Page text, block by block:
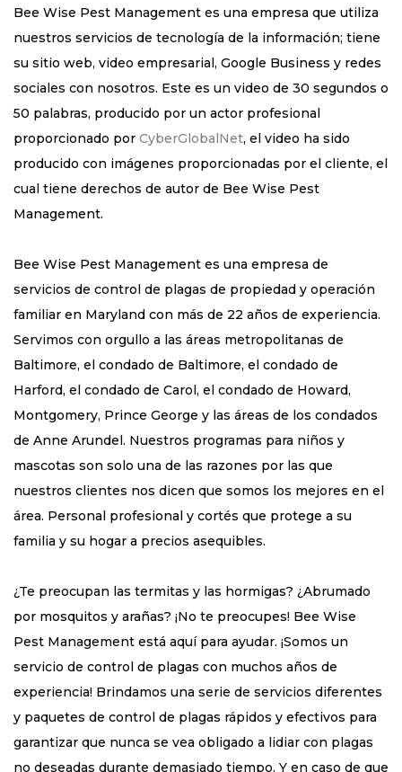
Bee Wise Pest Management es una empresa que utiliza
nuestros servicios de tecnología de la información; tiene
su sitio web, video empresarial, Google Business y redes
sociales con nosotros. Este es un video de 30 segundos o
50 palabras, producido por un actor profesional
proporcionado por CyberGlobalNet, el video ha sido
producido con imágenes proporcionadas por el cliente, el
cual tiene derechos de autor de Bee Wise Pest
Management.
Bee Wise Pest Management es una empresa de
servicios de control de plagas de propiedad y operación
familiar en Maryland con más de 22 años de experiencia.
Servimos con orgullo a las áreas metropolitanas de
Baltimore, el condado de Baltimore, el condado de
Harford, el condado de Carol, el condado de Howard,
Montgomery, Prince George y las áreas de los condados
de Anne Arundel. Nuestros programas para niños y
mascotas son solo una de las razones por las que
nuestros clientes nos dicen que somos los mejores en el
área. Personal profesional y cortés que protege a su
familia y su hogar a precios asequibles.
¿Te preocupan las termitas y las hormigas? ¿Abrumado
por mosquitos y arañas? ¡No te preocupes! Bee Wise
Pest Management está aquí para ayudar. ¡Somos un
servicio de control de plagas con muchos años de
experiencia! Brindamos una serie de servicios diferentes
y paquetes de control de plagas rápidos y efectivos para
garantizar que nunca se vea obligado a lidiar con plagas
no deseadas durante demasiado tiempo. Y en caso de que